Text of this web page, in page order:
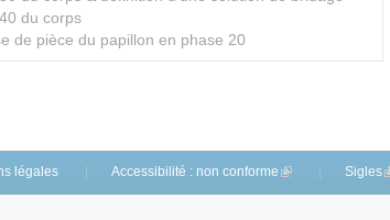
du corps
de pièce du papillon en phase 20
légales Accessibilité : non conforme (link is external)
Sigles